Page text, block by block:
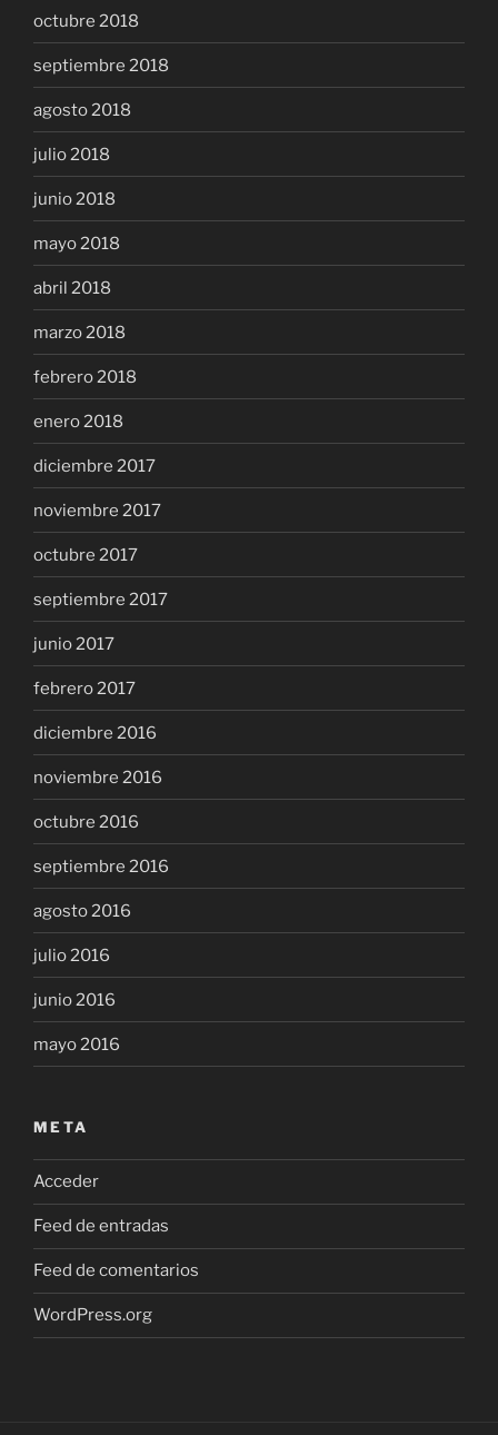
octubre 2018
septiembre 2018
agosto 2018
julio 2018
junio 2018
mayo 2018
abril 2018
marzo 2018
febrero 2018
enero 2018
diciembre 2017
noviembre 2017
octubre 2017
septiembre 2017
junio 2017
febrero 2017
diciembre 2016
noviembre 2016
octubre 2016
septiembre 2016
agosto 2016
julio 2016
junio 2016
mayo 2016
META
Acceder
Feed de entradas
Feed de comentarios
WordPress.org